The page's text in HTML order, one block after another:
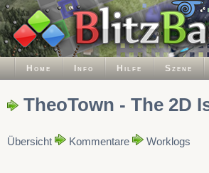
Home Info Hilfe Szene
TheoTown - The 2D
Übersicht Kommentare Worklogs